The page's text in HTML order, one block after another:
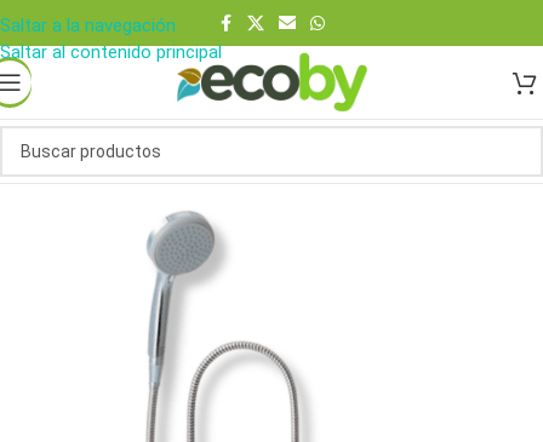
Saltar a la navegación
Saltar al contenido principal